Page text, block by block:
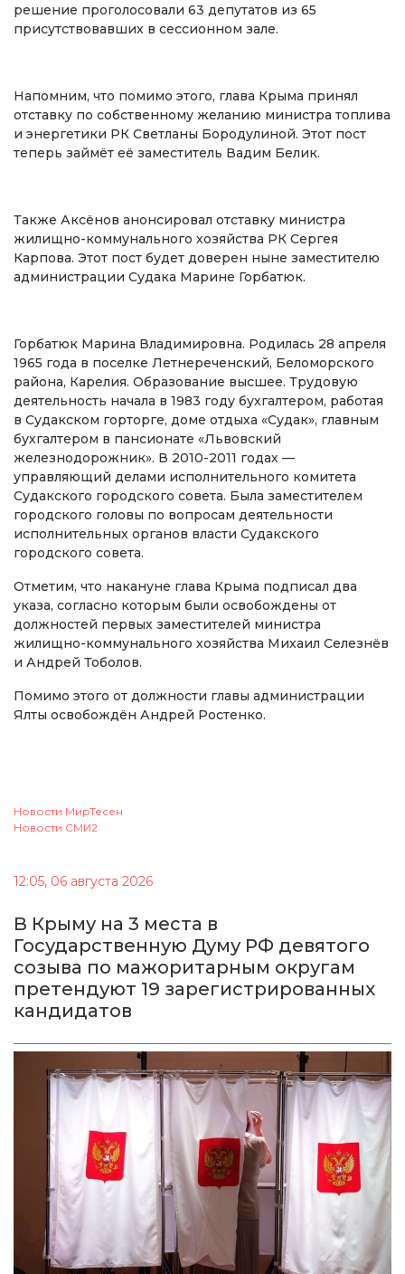
решение проголосовали 63 депутатов из 65
присутствовавших в сессионном зале.
Напомним, что помимо этого, глава Крыма принял
отставку по собственному желанию министра топлива
и энергетики РК Светланы Бородулиной. Этот пост
теперь займёт её заместитель Вадим Белик.
Также Аксёнов анонсировал отставку министра
жилищно-коммунального хозяйства РК Сергея
Карпова. Этот пост будет доверен ныне заместителю
администрации Судака Марине Горбатюк.
Горбатюк Марина Владимировна. Родилась 28 апреля
1965 года в поселке Летнереченский, Беломорского
района, Карелия. Образование высшее. Трудовую
деятельность начала в 1983 году бухгалтером, работая
в Судакском горторге, доме отдыха «Судак», главным
бухгалтером в пансионате «Львовский
железнодорожник». В 2010-2011 годах —
управляющий делами исполнительного комитета
Судакского городского совета. Была заместителем
городского головы по вопросам деятельности
исполнительных органов власти Судакского
городского совета.
Отметим, что накануне глава Крыма подписал два
указа, согласно которым были освобождены от
должностей первых заместителей министра
жилищно-коммунального хозяйства Михаил Селезнёв
и Андрей Тоболов.
Помимо этого от должности главы администрации
Ялты освобождён Андрей Ростенко.
Новости МирТесен
Новости СМИ2
12:05, 06 августа 2026
В Крыму на 3 места в
Государственную Думу РФ девятого
созыва по мажоритарным округам
претендуют 19 зарегистрированных
кандидатов